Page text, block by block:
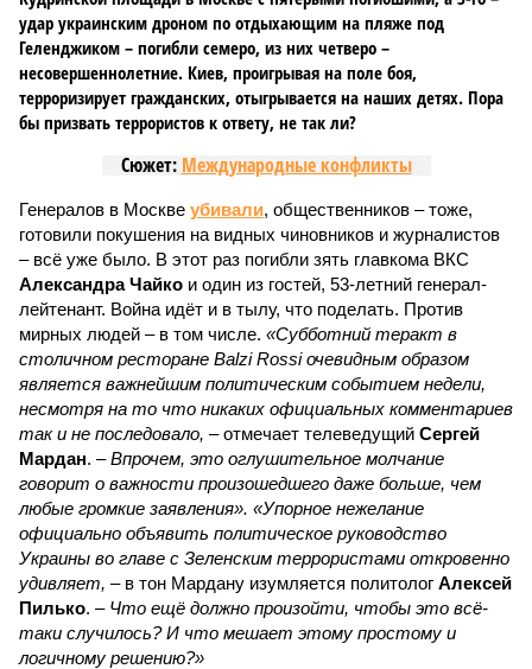
удар украинским дроном по отдыхающим на пляже под
Геленджиком – погибли семеро, из них четверо –
несовершеннолетние. Киев, проигрывая на поле боя,
терроризирует гражданских, отыгрывается на наших детях. Пора
бы призвать террористов к ответу, не так ли?
Сюжет: Международные конфликты
Генералов в Москве убивали, общественников – тоже,
готовили покушения на видных чиновников и журналистов
– всё уже было. В этот раз погибли зять главкома ВКС
Александра Чайко и один из гостей, 53-летний генерал-
лейтенант. Война идёт и в тылу, что поделать. Против
мирных людей – в том числе. «Субботний теракт в
столичном ресторане Balzi Rossi очевидным образом
является важнейшим политическим событием недели,
несмотря на то что никаких официальных комментариев
так и не последовало, – отмечает телеведущий Сергей
Мардан. –Впрочем, это оглушительное молчание
говорит о важности произошедшего даже больше, чем
любые громкие заявления». «Упорное нежелание
официально объявить политическое руководство
Украины во главе с Зеленским террористами откровенно
удивляет, – в тон Мардану изумляется политолог Алексей
Пилько. – Что ещё должно произойти, чтобы это всё-
таки случилось? И что мешает этому простому и
логичному решению?»